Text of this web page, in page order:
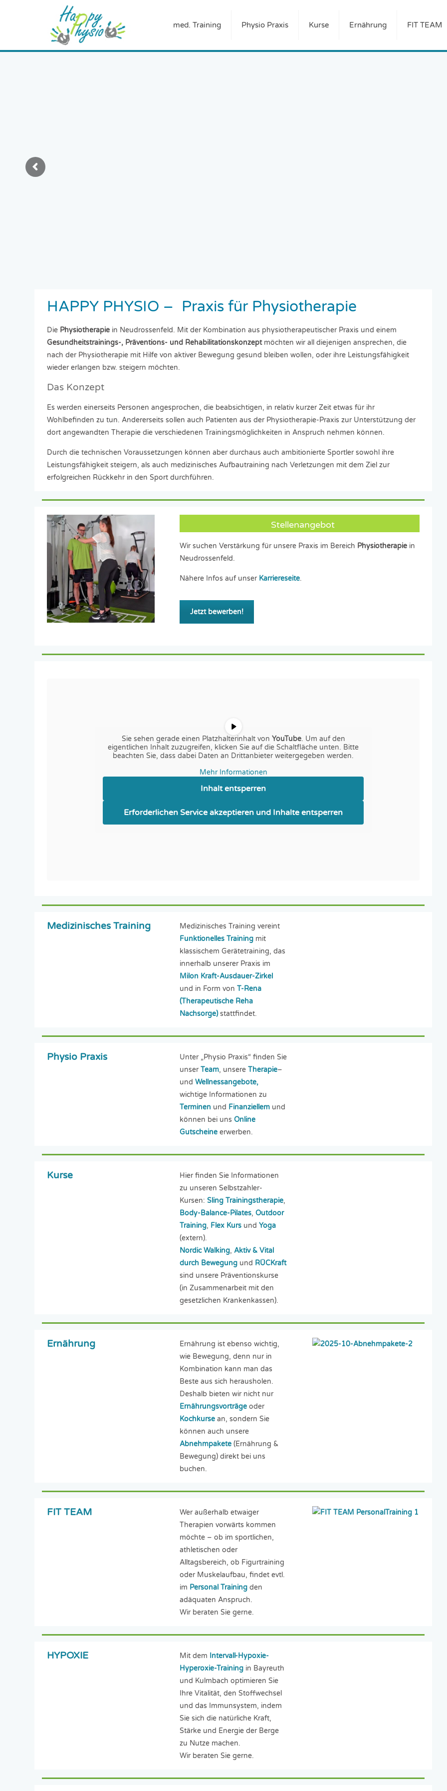
med. Training Physio Praxis Kurse Ernährung FIT TEAM
HAPPY PHYSIO – Praxis für Physiotherapie
Die Physiotherapie in Neudrossenfeld. Mit der Kombination aus physiotherapeutischer Praxis und einem
Gesundheitstrainings-, Präventions- und Rehabilitationskonzeptmöchten wir all diejenigen ansprechen, die
nach der Physiotherapie mit Hilfe von aktiver Bewegung gesund bleiben wollen, oder ihre Leistungsfähigkeit
wieder erlangen bzw. steigern möchten.
Das Konzept
Es werden einerseits Personen angesprochen, die beabsichtigen, in relativ kurzer Zeit etwas für ihr
Wohlbefinden zu tun. Andererseits sollen auch Patienten aus der Physiotherapie-Praxis zur Unterstützung der
dort angewandten Therapie die verschiedenen Trainingsmöglichkeiten in Anspruch nehmen können.
Durch die technischen Voraussetzungen können aber durchaus auch ambitionierte Sportler sowohl ihre
Leistungsfähigkeit steigern, als auch medizinisches Aufbautraining nach Verletzungen mit dem Ziel zur
erfolgreichen Rückkehr in den Sport durchführen.
Stellenangebot
Wir suchen Verstärkung für unsere Praxis im Bereich Physiotherapiein
Neudrossenfeld.
Nähere Infos auf unser Karriereseite.
Jetzt bewerben!
Sie sehen gerade einen Platzhalterinhalt von YouTube. Um auf den
eigentlichen Inhalt zuzugreifen, klicken Sie auf die Schaltfläche unten. Bitte
beachten Sie, dass dabei Daten an Drittanbieter weitergegeben werden.
Mehr Informationen
Inhalt entsperren
Erforderlichen Service akzeptieren und Inhalte entsperren
Medizinisches Training
Medizinisches Training vereint
Funktionelles Trainingmit
klassischem Gerätetraining, das
innerhalb unserer Praxis im
Milon Kraft-Ausdauer-Zirkel
und in Form von T-Rena
(Therapeutische Reha
Nachsorge)stattfindet.
Physio Praxis
Unter „Physio Praxis“ finden Sie
unserTeam, unsere Therapie–
und Wellnessangebote,
wichtige Informationen zu
Terminen und Finanziellemund
können bei uns Online
Gutscheineerwerben.
Kurse
Hier finden Sie Informationen
zu unseren Selbstzahler-
Kursen: Sling Trainingstherapie,
Body-Balance-Pilates, Outdoor
Training, Flex Kursund Yoga
(extern).
Nordic Walking, Aktiv & Vital
durch Bewegungund RÜCKraft
sind unsere Präventionskurse
(in Zusammenarbeit mit den
gesetzlichen Krankenkassen).
Ernährung
Ernährung ist ebenso wichtig,
wie Bewegung, denn nur in
Kombination kann man das
Beste aus sich herausholen.
Deshalb bieten wir nicht nur
Ernährungsvorträgeoder
Kochkursean, sondern Sie
können auch unsere
Abnehmpakete(Ernährung &
Bewegung) direkt bei uns
buchen.
FIT TEAM
Wer außerhalb etwaiger
Therapien vorwärts kommen
möchte – ob im sportlichen,
athletischen oder
Alltagsbereich, ob Figurtraining
oder Muskelaufbau, findet evtl.
im Personal Trainingden
adäquaten Anspruch.
Wir beraten Sie gerne.
HYPOXIE Mit dem Intervall-Hypoxie-
Hyperoxie-Trainingin Bayreuth
und Kulmbach optimieren Sie
Ihre Vitalität, den Stoffwechsel
und das Immunsystem, indem
Sie sich die natürliche Kraft,
Stärke und Energie der Berge
zu Nutze machen.
Wir beraten Sie gerne.